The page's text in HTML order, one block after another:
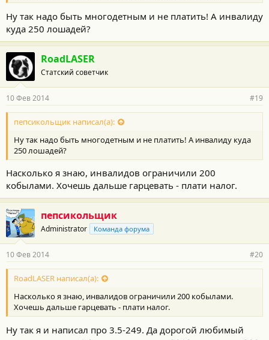
Ну так надо быть многодетным и не платить! А инвалиду
куда 250 лошадей?
RoadLASER
Статский советчик
10 Фев 2014 #19
пепсикольщик написал(а):
Ну так надо быть многодетным и не платить! А инвалиду куда
250 лошадей?
Насколько я знаю, инвалидов ограничили 200
кобылами. Хочешь дальше гарцевать - плати налог.
пепсикольщик
Administrator Команда форума
10 Фев 2014 #20
RoadLASER написал(а):
Насколько я знаю, инвалидов ограничили 200 кобылами.
Хочешь дальше гарцевать - плати налог.
Ну так я и написал про 3.5-249. Да дорогой любимый